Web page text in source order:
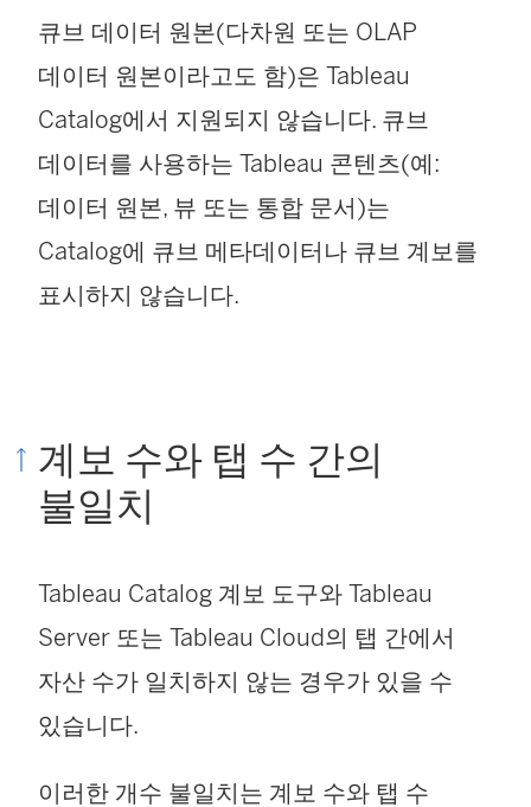
에
서
열
림
)
큐브 데이터 원본(다차원 또는 OLAP
데이터 원본이라고도 함)은 Tableau
Catalog에서 지원되지 않습니다. 큐브
데이터를 사용하는 Tableau 콘텐츠(예:
데이터 원본, 뷰 또는 통합 문서)는
Catalog에 큐브 메타데이터나 큐브 계보를
표시하지 않습니다.
계보 수와 탭 수 간의
불일치
Tableau Catalog 계보 도구와 Tableau
Server 또는 Tableau Cloud의 탭 간에서
자산 수가 일치하지 않는 경우가 있을 수
있습니다.
이러한 개수 불일치는 계보 수와 탭 수